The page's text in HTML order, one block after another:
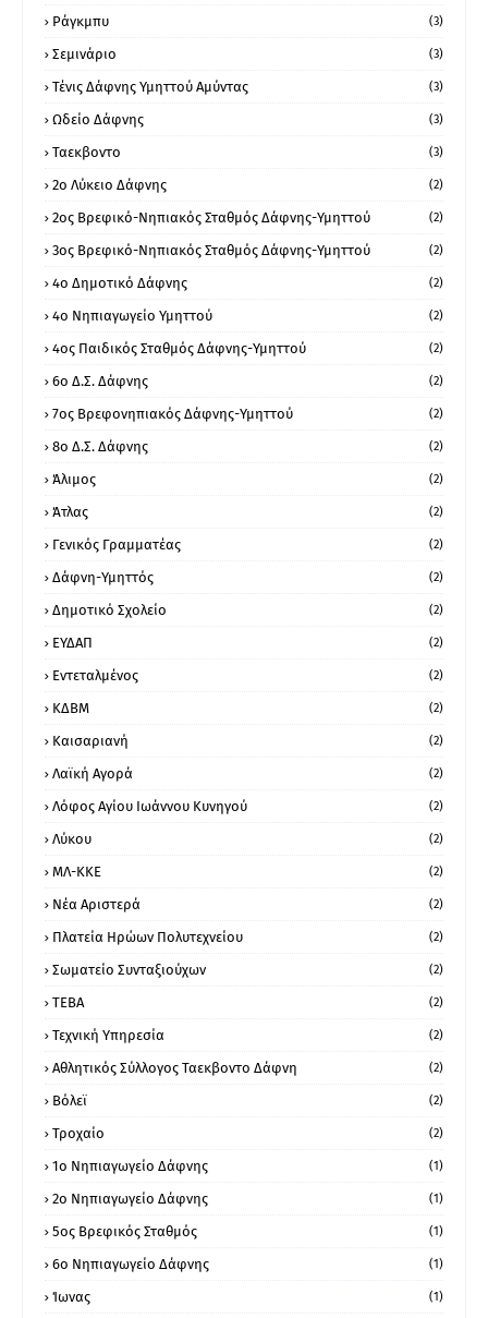
Ράγκμπυ (3)
Σεμινάριο (3)
Τένις Δάφνης Υμηττού Αμύντας (3)
Ωδείο Δάφνης (3)
Ταεκβοντο (3)
2ο Λύκειο Δάφνης (2)
2ος Βρεφικό-Νηπιακός Σταθμός Δάφνης-Υμηττού (2)
3ος Βρεφικό-Νηπιακός Σταθμός Δάφνης-Υμηττού (2)
4ο Δημοτικό Δάφνης (2)
4ο Νηπιαγωγείο Υμηττού (2)
4ος Παιδικός Σταθμός Δάφνης-Υμηττού (2)
6ο Δ.Σ. Δάφνης (2)
7ος Βρεφονηπιακός Δάφνης-Υμηττού (2)
8ο Δ.Σ. Δάφνης (2)
Άλιμος (2)
Άτλας (2)
Γενικός Γραμματέας (2)
Δάφνη-Υμηττός (2)
Δημοτικό Σχολείο (2)
ΕΥΔΑΠ (2)
Εντεταλμένος (2)
ΚΔΒΜ (2)
Καισαριανή (2)
Λαϊκή Αγορά (2)
Λόφος Αγίου Ιωάννου Κυνηγού (2)
Λύκου (2)
ΜΛ-ΚΚΕ (2)
Νέα Αριστερά (2)
Πλατεία Ηρώων Πολυτεχνείου (2)
Σωματείο Συνταξιούχων (2)
ΤΕΒΑ (2)
Τεχνική Υπηρεσία (2)
Αθλητικός Σύλλογος Ταεκβοντο Δάφνη (2)
Βόλεϊ (2)
Τροχαίο (2)
1ο Νηπιαγωγείο Δάφνης (1)
2ο Νηπιαγωγείο Δάφνης (1)
5ος Βρεφικός Σταθμός (1)
6ο Νηπιαγωγείο Δάφνης (1)
Ίωνας (1)